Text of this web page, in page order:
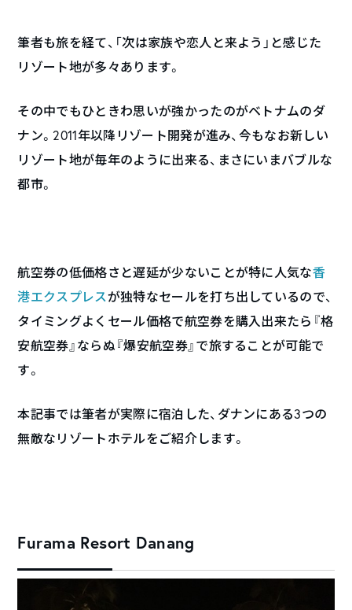
筆者も旅を経て、「次は家族や恋人と来よう」と感じた
リゾート地が多々あります。
その中でもひときわ思いが強かったのがベトナムのダ
ナン。2011年以降リゾート開発が進み、今もなお新しい
リゾート地が毎年のように出来る、まさにいまバブルな
都市。
航空券の低価格さと遅延が少ないことが特に人気な香
港エクスプレスが独特なセールを打ち出しているので、
タイミングよくセール価格で航空券を購入出来たら『格
安航空券』ならぬ『爆安航空券』で旅することが可能で
す。
本記事では筆者が実際に宿泊した、ダナンにある3つの
無敵なリゾートホテルをご紹介します。
Furama Resort Danang